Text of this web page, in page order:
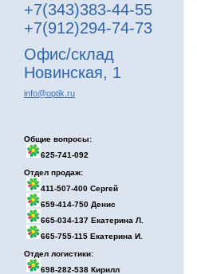
+7(343)383-44-55
+7(912)294-74-73
Офис/склад
Новинская, 1
info@optik.ru
Общие вопросы:
625-741-092
Отдел продаж:
411-507-400 Сергей
659-414-750 Денис
665-034-137 Екатерина Л.
665-755-115 Екатерина И.
Отдел логистики:
698-282-538 Кирилл